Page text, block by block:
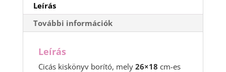
Leírás
További információk
Leírás
Cicás kiskönyv borító, mely 26×18 cm-es